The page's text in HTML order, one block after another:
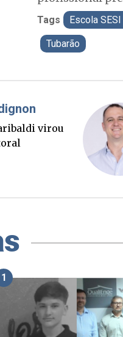
Tags Escola
Tubarão
rápido
quem
1